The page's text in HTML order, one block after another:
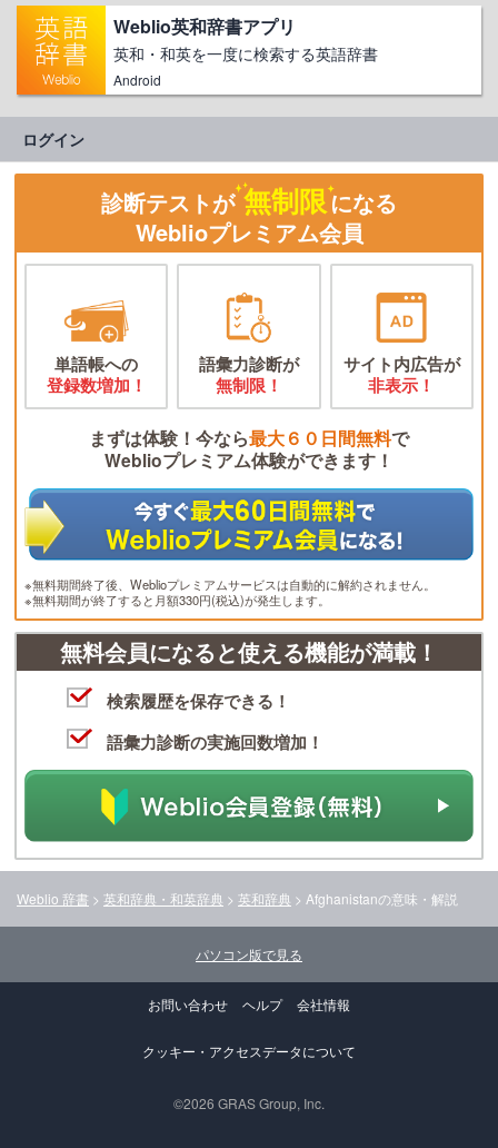
Weblio英和辞書アプリ
英和・和英を一度に検索する英語辞書
Android
ログイン
診断テストが 無制限になる
Weblioプレミアム会員
単語帳への
登録数増加！
語彙力診断が
無制限！
サイト内広告が
非表示！
まずは体験！今なら最大６０日間無料で
Weblioプレミアム体験ができます！
※無料期間終了後、Weblioプレミアムサービスは自動的に解約されません。
※無料期間が終了すると月額330円(税込)が発生します。
無料会員になると使える機能が満載！
検索履歴を保存できる！
語彙力診断の実施回数増加！
Weblio 辞書 > 英和辞典・和英辞典 > 英和辞典 > Afghanistanの意味・解説
パソコン版で見る
お問い合わせ ヘルプ 会社情報
クッキー・アクセスデータについて
©2026 GRAS Group, Inc.